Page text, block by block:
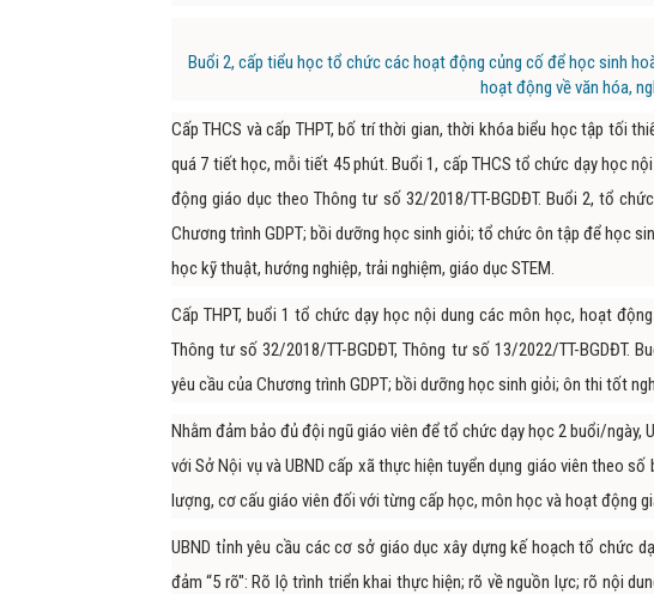
Buổi 2, cấp tiểu học tổ chức các hoạt động củng cố để học sinh
hoạt động về văn hóa,
Cấp THCS và cấp THPT, bố trí thời gian, thời khóa biểu học tập tối
quá 7 tiết học, mỗi tiết 45 phút. Buổi 1, cấp THCS tổ chức dạy học
động giáo dục theo Thông tư số 32/2018/TT-BGDĐT. Buổi 2, tổ
Chương trình GDPT; bồi dưỡng học sinh giỏi; tổ chức ôn tập để học
học kỹ thuật, hướng nghiệp, trải nghiệm, giáo dục STEM.
Cấp THPT, buổi 1 tổ chức dạy học nội dung các môn học, hoạt
Thông tư số 32/2018/TT-BGDĐT, Thông tư số 13/2022/TT-BGDĐT.
yêu cầu của Chương trình GDPT; bồi dưỡng học sinh giỏi; ôn thi tốt
Nhằm đảm bảo đủ đội ngũ giáo viên để tổ chức dạy học 2 buổi/ngày,
với Sở Nội vụ và UBND cấp xã thực hiện tuyển dụng giáo viên theo
lượng, cơ cấu giáo viên đối với từng cấp học, môn học và hoạt động
UBND tỉnh yêu cầu các cơ sở giáo dục xây dựng kế hoạch tổ chức
đảm “5 rõ": Rõ lộ trình triển khai thực hiện; rõ về nguồn lực; rõ nội